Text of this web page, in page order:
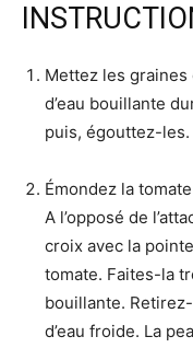
Mettez les
d’eau bouillante
puis, égouttez-les.
Émondez la
A l’opposé de
croix avec la
tomate. Faites-la
bouillante.
d’eau froide. La